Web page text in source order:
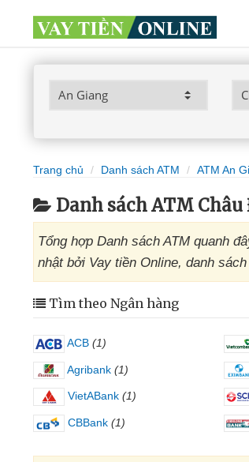
Trang chủ Danh sách ATM ATM An
Danh sách ATM
Tổng hợp Danh sách ATM quanh
nhật bởi Vay tiền Online, danh
Tìm theo Ngân hàng
ACB (1)
Agribank (1)
VietABank (1)
CBBank (1)